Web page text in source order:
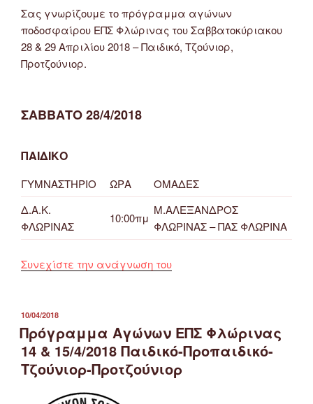
Σας γνωρίζουμε το πρόγραμμα αγώνων
ποδοσφαίρου ΕΠΣ Φλώρινας του Σαββατοκύριακου
28 & 29 Απριλίου 2018 – Παιδικό, Τζούνιορ,
Προτζούνιορ.
ΣΑΒΒΑΤΟ 28/4/2018
ΠΑΙΔΙΚΟ
ΓΥΜΝΑΣΤΗΡΙΟ ΩΡΑ
ΟΜΑΔΕΣ
Δ.Α.Κ.
ΦΛΩΡΙΝΑΣ
10:00πμ
Μ.ΑΛΕΞΑΝΔΡΟΣ
ΦΛΩΡΙΝΑΣ – ΠΑΣ ΦΛΩΡΙΝΑ
Συνεχίστε την ανάγνωση του“Πρόγραμμα
&
29/4/2018
Παιδικό
ΔΗΜΟΣΙΕΎΤΗΚΕ
ΣΤΙΣ
10/04/2018
Πρόγραμμα Αγώνων ΕΠΣ Φλώρινας
14 & 15/4/2018 Παιδικό-Προπαιδικό-
Τζούνιορ-Προτζούνιορ